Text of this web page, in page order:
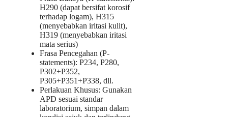
H290 (dapat bersifat korosif
terhadap logam), H315
(menyebabkan iritasi kulit),
H319 (menyebabkan iritasi
mata serius)
Frasa Pencegahan (P-
statements): P234, P280,
P302+P352,
P305+P351+P338, dll.
Perlakuan Khusus: Gunakan
APD sesuai standar
laboratorium, simpan dalam